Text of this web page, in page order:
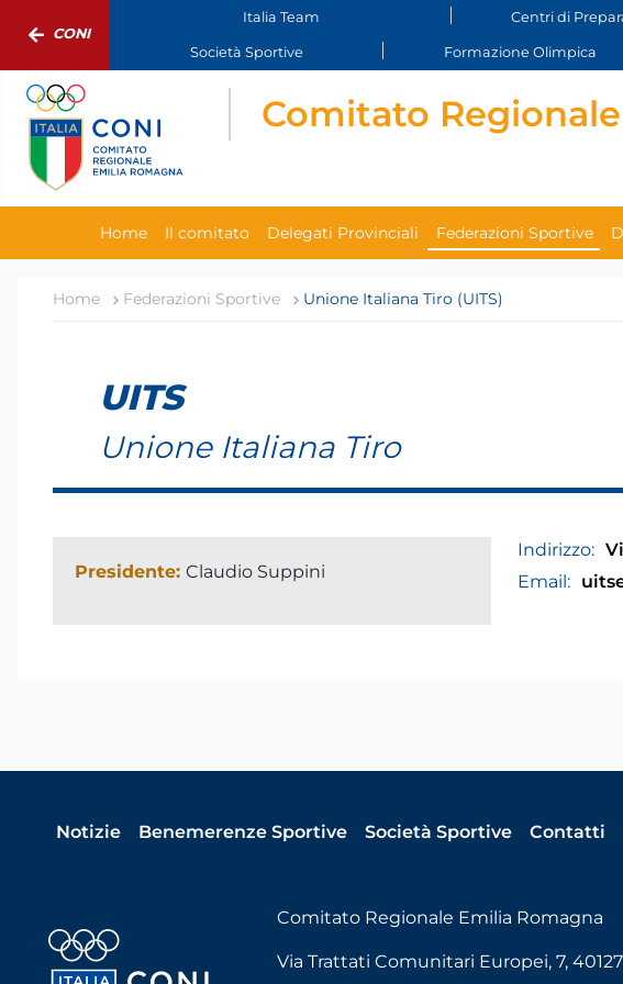
CONI
Italia Team Centri di
Società Sportive Formazione Olimpica
Comitato
Home Il comitato Delegati Provinciali Federazioni Sportive
Home Federazioni Sportive Unione Italiana Tiro (UITS)
UITS
Unione Italiana Tiro
Presidente: Claudio Suppini
Indirizzo:
Email:
Notizie Benemerenze Sportive Società Sportive Contatti
Comitato Regionale Emilia Romagna
Via Trattati Comunitari Europei, 7,